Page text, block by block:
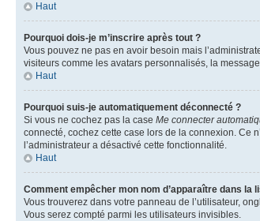
Haut
Pourquoi dois-je m’inscrire après tout ?
Vous pouvez ne pas en avoir besoin mais
visiteurs comme les avatars personnalisés, la
Haut
Pourquoi suis-je automatiquement déconnecté ?
Si vous ne cochez pas la case Me connecter
connecté, cochez cette case lors de la connexion. Ce
l’administrateur a désactivé cette fonctionnalité.
Haut
Comment empêcher mon nom d’apparaître dans
Vous trouverez dans votre panneau de l’utilisateur,
Vous serez compté parmi les utilisateurs invisibles.